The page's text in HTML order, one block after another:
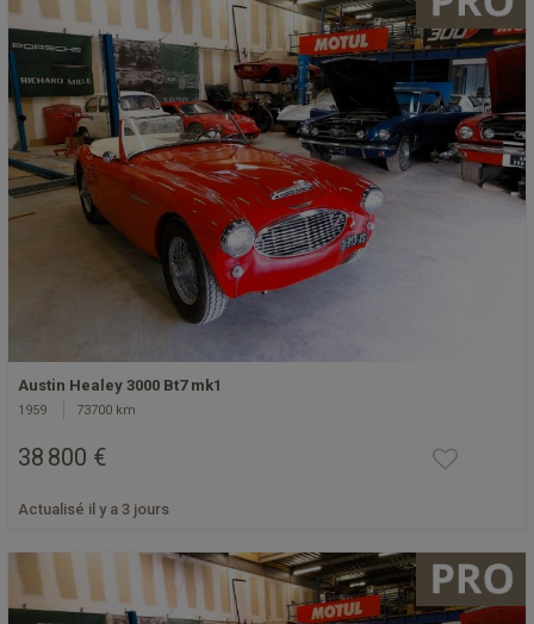
Austin Healey 3000 Bt7 mk1
1959 73700 km
38 800 €
Actualisé il y a 3 jours